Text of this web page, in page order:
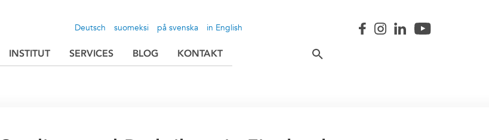
suomeksi
Deutsch på svenska in English
INSTITUT SERVICES BLOG KONTAKT